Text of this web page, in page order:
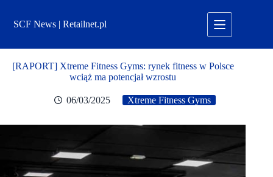
treściSCF News | Retailnet.pl
[RAPORT] Xtreme Fitness Gyms: rynek fitness w Polsce
wciąż ma potencjał wzrostu
06/03/2025 Xtreme Fitness Gyms